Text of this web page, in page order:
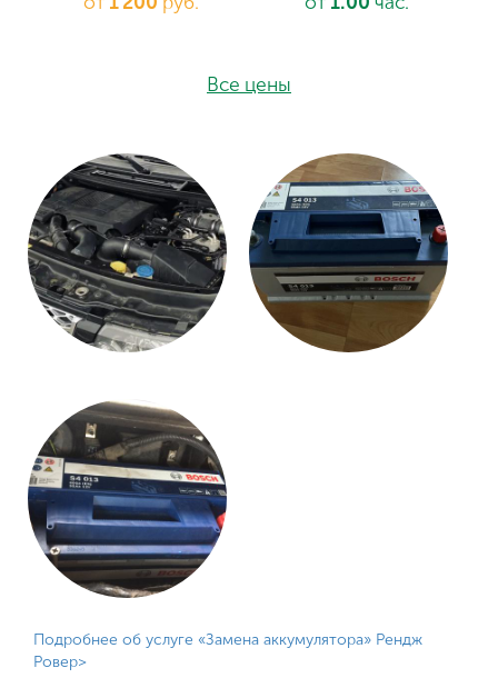
Все цены
Подробнее об услуге «Замена аккумулятора» Рендж
Ровер